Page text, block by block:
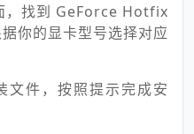
，找到 GeForce Hotfix
你的显卡型号选择对应
文件，按照提示完成安